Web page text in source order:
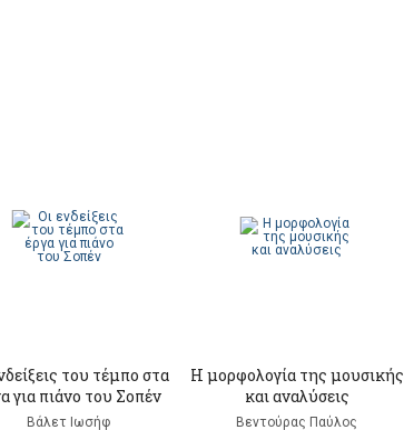
του τέμπο στα
για πιάνο του Σοπέν
Βάλετ Ιωσήφ
Η μορφολογία της μουσικής
και αναλύσεις
Βεντούρας Παύλος